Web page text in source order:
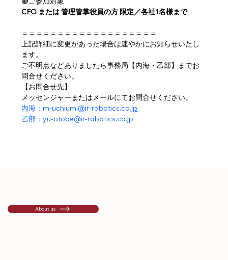
CFO または 管理管掌役員の方 限定／各社1名様まで
＝＝＝＝＝＝＝＝＝＝＝＝＝＝＝＝＝＝＝
上記詳細に変更があった場合は速やかにお知らせいたし
ます。
ご不明点などありましたら事務局【内海・乙部】までお
問合せください。
【お問合せ先】
メッセンジャーまたはメールにてお問合せください。
内海：m-uchiumi@ir-robotics.co.jp
乙部：yu-otobe@ir-robotics.co.jp
About us